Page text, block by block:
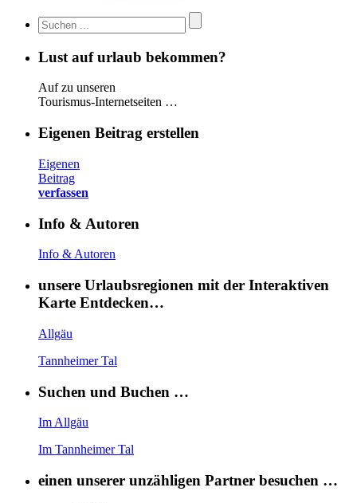
Lust auf urlaub bekommen?
Auf zu unseren
Tourismus-Internetseiten …
Eigenen Beitrag erstellen
Eigenen
Beitrag
verfassen
Info & Autoren
Info & Autoren
unsere Urlaubsregionen mit der Interaktiven
Karte Entdecken…
Allgäu
Tannheimer Tal
Suchen und Buchen …
Im Allgäu
Im Tannheimer Tal
einen unserer unzähligen Partner besuchen …